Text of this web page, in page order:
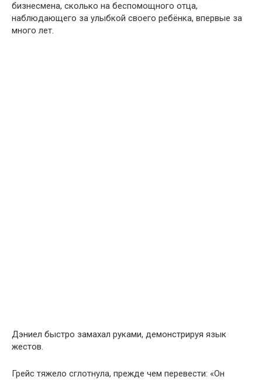
бизнесмена, сколько на беспомощного отца,
наблюдающего за улыбкой своего ребёнка, впервые за
много лет.
Дэниел быстро замахал руками, демонстрируя язык
жестов.
Грейс тяжело сглотнула, прежде чем перевести: «Он